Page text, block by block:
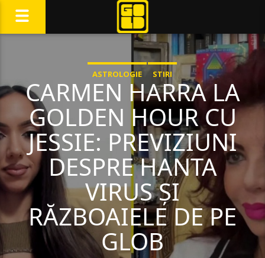
ASTROLOGIE STIRI
CARMEN HARRA LA
GOLDEN HOUR CU
JESSIE: PREVIZIUNI
DESPRE HANTA
VIRUS ȘI
RĂZBOAIELE DE PE
GLOB